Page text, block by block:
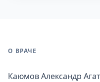
О ВРАЧЕ
Каюмов Александр